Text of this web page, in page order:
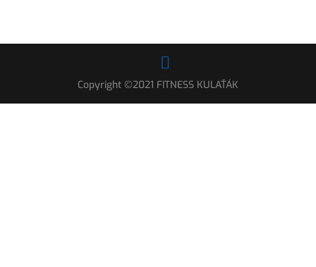
Copyright ©2021 FITNESS KULAŤÁK